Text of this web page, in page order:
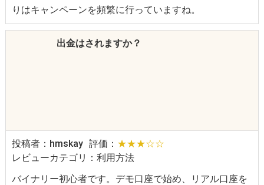
りはキャンペーンを頻繁に行っていますね。
出金はされますか？
投稿者：hmskay 評価： ★★★☆☆
レビューカテゴリ：利用方法
バイナリー初心者です。デモ口座で始め、リアル口座を